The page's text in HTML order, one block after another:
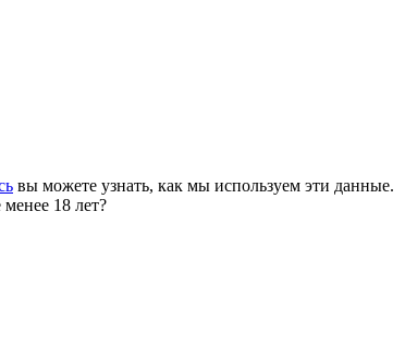
вы можете узнать, как мы используем эти данные.
18 лет?